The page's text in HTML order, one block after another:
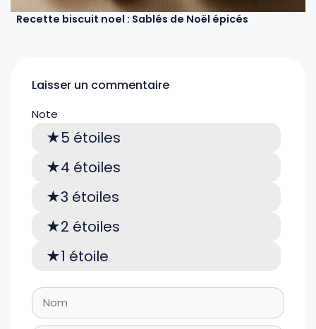
Recette biscuit noel : Sablés de Noël épicés
Laisser un commentaire
Note
5 étoiles
4 étoiles
3 étoiles
2 étoiles
1 étoile